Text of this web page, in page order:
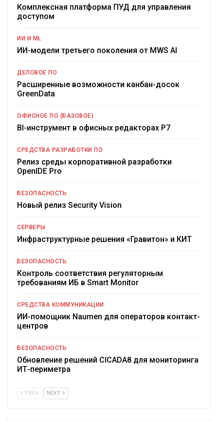
Комплексная платформа ПУД для управления
доступом
ИИ И ML
ИИ-модели третьего поколения от MWS AI
ДЕЛОВОЕ ПО
Расширенные возможности канбан-досок
GreenData
ОФИСНОЕ ПО (БАЗОВОЕ)
BI-инструмент в офисных редакторах Р7
СРЕДСТВА РАЗРАБОТКИ ПО
Релиз среды корпоративной разработки
OpenIDE Pro
БЕЗОПАСНОСТЬ
Новый релиз Security Vision
СЕРВЕРЫ
Инфраструктурные решения «Гравитон» и КИТ
БЕЗОПАСНОСТЬ
Контроль соответствия регуляторным
требованиям ИБ в Smart Monitor
СРЕДСТВА КОММУНИКАЦИИ
ИИ-помощник Naumen для операторов контакт-
центров
БЕЗОПАСНОСТЬ
Обновление решений CICADA8 для мониторинга
ИТ-периметра
PREV NEXT